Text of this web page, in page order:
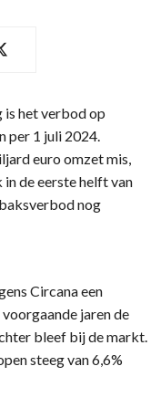
het verbod op
per 1 juli 2024.
euro omzet mis,
de eerste helft van
nog
Circana een
jaren de
bleef bij de markt.
steeg van 6,6%